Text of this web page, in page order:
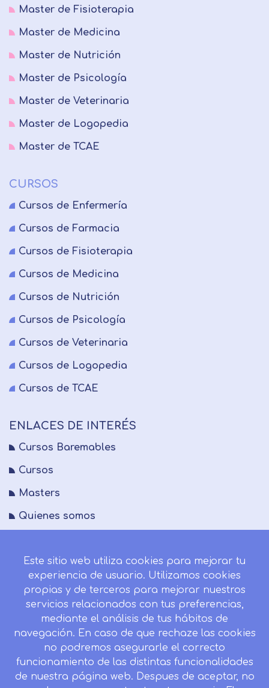
Master de Fisioterapia
Master de Medicina
Master de Nutrición
Master de Psicología
Master de Veterinaria
Master de Logopedia
Master de TCAE
CURSOS
Cursos de Enfermería
Cursos de Farmacia
Cursos de Fisioterapia
Cursos de Medicina
Cursos de Nutrición
Cursos de Psicología
Cursos de Veterinaria
Cursos de Logopedia
Cursos de TCAE
ENLACES DE INTERÉS
Cursos Baremables
Cursos
Masters
Quienes somos
Blog
Mapa del sitio
Desistir contrato aquí
CONTACTO
Camino de la Torrecilla N.º 30 EDIFICIO EDUCA
Este sitio web utiliza cookies para mejorar tu
experiencia de usuario. Utilizamos cookies
propias y de terceros para mejorar nuestros
servicios relacionados con tus preferencias,
mediante el análisis de tus hábitos de
navegación. En caso de que rechaze las cookies
no podremos asegurarle el correcto
funcionamiento de las distintas funcionalidades
de nuestra página web. Despues de aceptar, no